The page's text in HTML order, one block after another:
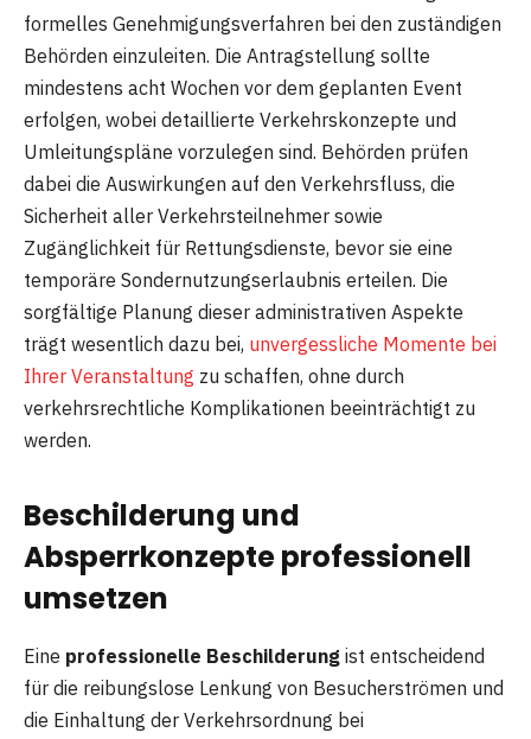
formelles Genehmigungsverfahren bei den zuständigen
Behörden einzuleiten. Die Antragstellung sollte
mindestens acht Wochen vor dem geplanten Event
erfolgen, wobei detaillierte Verkehrskonzepte und
Umleitungspläne vorzulegen sind. Behörden prüfen
dabei die Auswirkungen auf den Verkehrsfluss, die
Sicherheit aller Verkehrsteilnehmer sowie
Zugänglichkeit für Rettungsdienste, bevor sie eine
temporäre Sondernutzungserlaubnis erteilen. Die
sorgfältige Planung dieser administrativen Aspekte
trägt wesentlich dazu bei, unvergessliche Momente bei
Ihrer Veranstaltung zu schaffen, ohne durch
verkehrsrechtliche Komplikationen beeinträchtigt zu
werden.
Beschilderung und
Absperrkonzepte professionell
umsetzen
Eine professionelle Beschilderung ist entscheidend
für die reibungslose Lenkung von Besucherströmen und
die Einhaltung der Verkehrsordnung bei